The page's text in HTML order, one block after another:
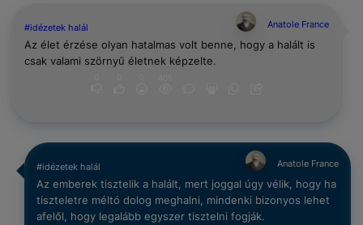
#idézetek halál Anatole France
Az élet érzése olyan hatalmas volt benne, hogy a halált is
csak valami szörnyű életnek képzelte.
#idézetek halál Anatole France
Az emberek tisztelik a halált, mert joggal úgy vélik, hogy ha
tiszteletre méltó dolog meghalni, mindenki bizonyos lehet
afelől, hogy legalább egyszer tisztelni fogják.